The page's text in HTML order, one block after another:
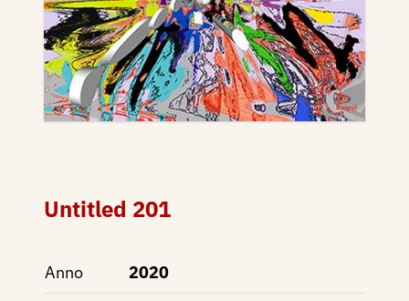
Untitled 201
Anno 2020